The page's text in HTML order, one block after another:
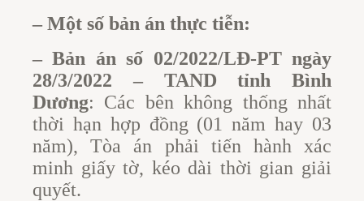
– Một số bản án thực tiễn:
– Bản án số 02/2022/LĐ-PT ngày
28/3/2022 – TAND tỉnh Bình
Dương: Các bên không thống nhất
thời hạn hợp đồng (01 năm hay 03
năm), Tòa án phải tiến hành xác
minh giấy tờ, kéo dài thời gian giải
quyết.